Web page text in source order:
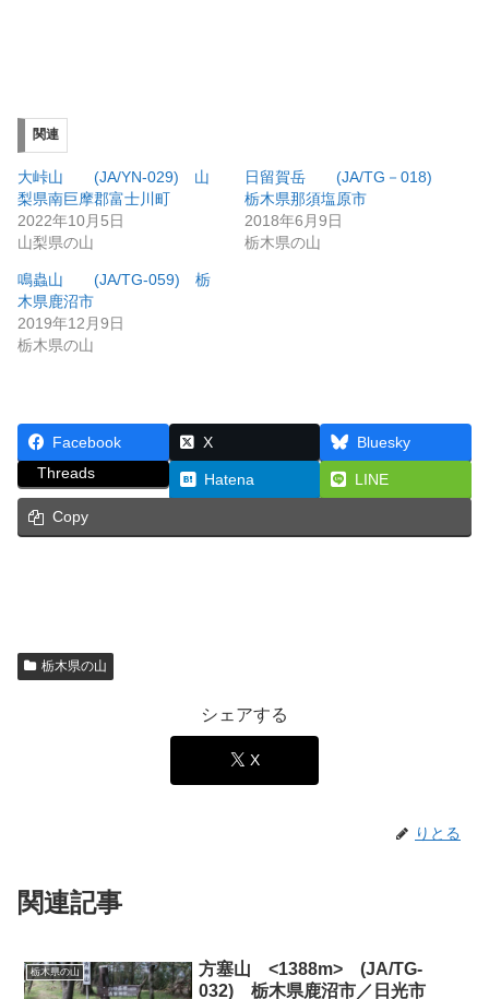
関連
大峠山 (JA/YN-029) 山
梨県南巨摩郡富士川町
2022年10月5日
山梨県の山
日留賀岳 (JA/TG－018)
栃木県那須塩原市
2018年6月9日
栃木県の山
鳴蟲山 (JA/TG-059) 栃
木県鹿沼市
2019年12月9日
栃木県の山
Facebook X
Bluesky
Threads
Hatena LINE
Copy
栃木県の山
シェアする
X
りとる
関連記事
栃木県の山
方塞山 <1388m> (JA/TG-
032) 栃木県鹿沼市／日光市